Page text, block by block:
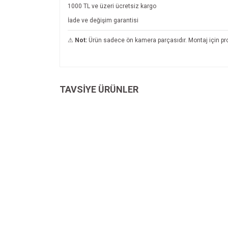
1000 TL ve üzeri ücretsiz kargo
İade ve değişim garantisi
⚠ Not: Ürün sadece ön kamera parçasıdır. Montaj için
Ürün resmi kalitesiz, bozuk veya görüntülenemiyor.
TAVSİYE ÜRÜNLER